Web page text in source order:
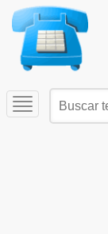
Toggle
navigation